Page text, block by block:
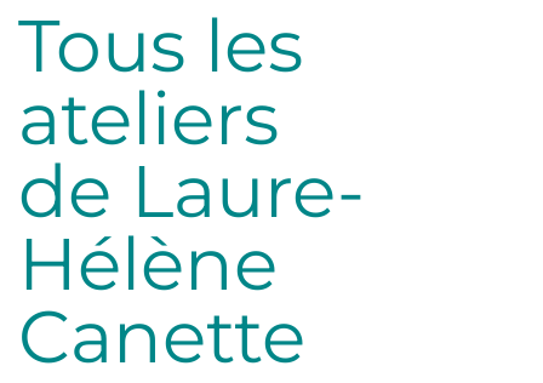
Tous les
ateliers
de Laure-
Hélène
Canette